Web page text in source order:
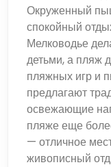
Окруженный
спокойный
Мелководье
детьми, а пляж
пляжных игр и
предлагают
освежающие
пляже еще
— отличное
живописный